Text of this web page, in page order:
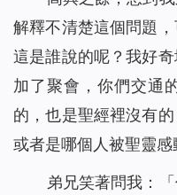
解釋不清楚這個問題
這是誰說的呢？我好
加了聚會，你們交通
的，也是聖經裡沒有
或者是哪個人被聖靈感
弟兄笑著問我：